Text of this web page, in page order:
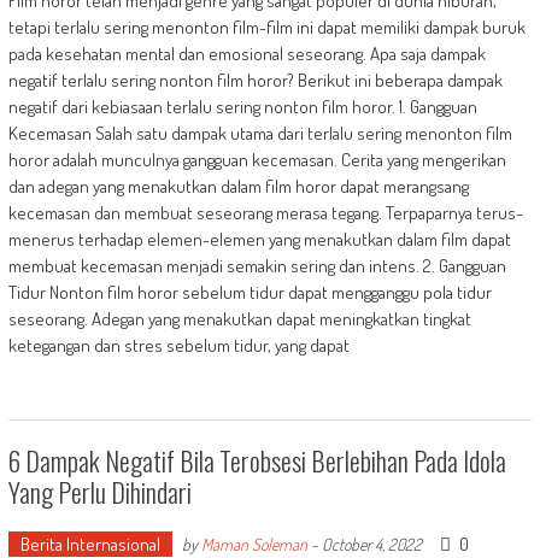
tetapi terlalu sering menonton film-film ini dapat memiliki dampak buruk
pada kesehatan mental dan emosional seseorang. Apa saja dampak
negatif terlalu sering nonton film horor? Berikut ini beberapa dampak
negatif dari kebiasaan terlalu sering nonton film horor. 1. Gangguan
Kecemasan Salah satu dampak utama dari terlalu sering menonton film
horor adalah munculnya gangguan kecemasan. Cerita yang mengerikan
dan adegan yang menakutkan dalam film horor dapat merangsang
kecemasan dan membuat seseorang merasa tegang. Terpaparnya terus-
menerus terhadap elemen-elemen yang menakutkan dalam film dapat
membuat kecemasan menjadi semakin sering dan intens. 2. Gangguan
Tidur Nonton film horor sebelum tidur dapat mengganggu pola tidur
seseorang. Adegan yang menakutkan dapat meningkatkan tingkat
ketegangan dan stres sebelum tidur, yang dapat
6 Dampak Negatif Bila Terobsesi Berlebihan Pada Idola
Yang Perlu Dihindari
Berita Internasional byMaman Soleman- October 4, 2022 0